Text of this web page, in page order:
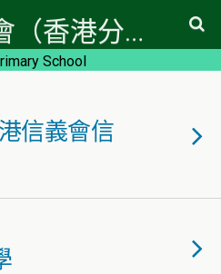
國際基甸會（香港分會）
School
信義會信